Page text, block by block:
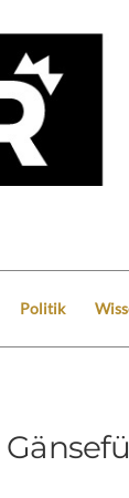
Politik